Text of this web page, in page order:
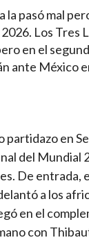
la pasó mal
Los
en el
ante México
partidazo en
del Mundial
De entrada,
a los
en el
con